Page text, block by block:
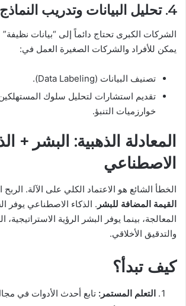
4. تحليل البيانات وتدريب النماذج
الشركات الكبرى تحتاج دائماً إلى “بيانات
يمكن للأفراد والشركات الصغيرة العمل في:
تصنيف البيانات (Data Labeling).
تقديم استشارات لتحليل سلوك
خوارزميات التنبؤ.
المعادلة الذهبية: البشر +
الاصطناعي
الخطأ الشائع هو الاعتماد الكلي على الآلة.
القيمة المضافة للبشر . الذكاء الاصطناعي يوفر
المعالجة، بينما يوفر البشر الرؤية الاستراتيجية،
والتدقيق الأخلاقي.
كيف تبدأ؟
التعلم المستمر: تابع أحدث الأدوات في